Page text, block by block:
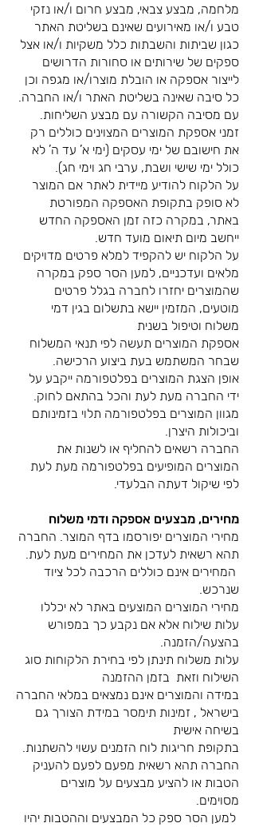
מלחמה, מבצע צבאי, מבצע חרום ו/או נזקי
טבע ו/או מאירועים שאינם בשליטת האתר
כגון שביתות והשבתות כלל משקיות ו/או אצל
ספקים של שירותים או סחורות הדרושים
לייצור אספקה או הובלת מוצרו/או מגפה וכן
כל סיבה שאינה בשליטת האתר ו/או החברה.
עם מסיבה הקשורה עם מבצע השליחות.
זמני אספקת המוצרים המצוינים כוללים רק
את חישובם של ימי עסקים (ימי א’ עד ה’ לא
כולל ימי שישי ושבת, ערבי חג וימי חג).
על הלקוח להודיע מיידית לאתר אם המוצר
לא סופק בתקופת האספקה המפורטת
באתר, במקרה כזה זמן האספקה החדש
ייחשב מיום תיאום מועד חדש.
על הלקוח יש להקפיד למלא פרטים מדויקים
מלאים ועדכניים, למען הסר ספק במקרה
שהמוצרים יחזרו לחברה בגלל פרטים
מוטעים, המזמין יישא בתשלום בגין דמי
משלוח וטיפול בשנית
אספקת המוצרים תעשה לפי תנאי המשלוח
שבחר המשתמש בעת ביצוע הרכישה.
אופן הצגת המוצרים בפלטפורמה ייקבע על
ידי החברה מעת לעת והכל בהתאם לחוק.
מגוון המוצרים בפלטפורמה תלוי בזמינותם
וביכולות היצרן.
החברה רשאים להחליף או לשנות את
המוצרים המופיעים בפלטפורמה מעת לעת
לפי שיקול דעתה הבלעדי.
מחירים, מבצעים אספקה ודמי משלוח
מחירי המוצרים יפורסמו בדף המוצר. החברה
תהא רשאית לעדכן את המחירים מעת לעת.
המחירים אינם כוללים הרכבה לכל ציוד
שנרכש.
מחירי המוצרים המוצעים באתר לא יכללו
עלות שילוח אלא אם נקבע כך במפורש
בהצעה/הזמנה.
עלות משלוח תינתן לפי בחירת הלקוחות סוג
השילוח וזאת בזמן ההזמנה
במידה והמוצרים אינם נמצאים במלאי החברה
בישראל , זמינות תימסר במידת הצורך גם
בשיחה אישית
בתקופת חריגות לוח הזמנים עשוי להשתנות.
החברה תהא רשאית מפעם לפעם להעניק
הטבות או להציע מבצעים על מוצרים
מסוימים.
למען הסר ספק כל המבצעים וההטבות יהיו